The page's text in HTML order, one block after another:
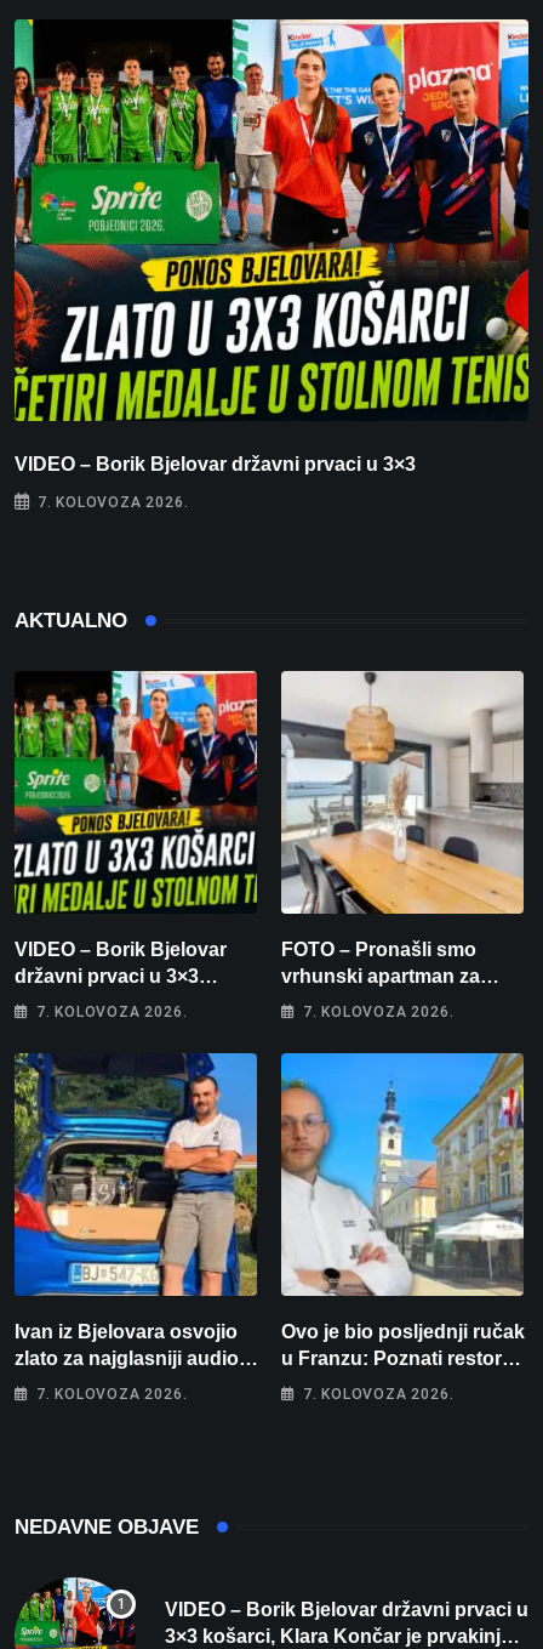
VIDEO – Borik Bjelovar državni prvaci u 3×3
7. KOLOVOZA 2026.
AKTUALNO
VIDEO – Borik Bjelovar
državni prvaci u 3×3
košarci, Klara Končar je
stolnom tenisu!
7. KOLOVOZA 2026.
FOTO – Pronašli smo
vrhunski apartman za
odmor: Pogled na more, tri
osvaja
7. KOLOVOZA 2026.
Ivan iz Bjelovara osvojio
zlato za najglasniji audio
sustav i srušio osobni
7. KOLOVOZA 2026.
Ovo je bio posljednji ručak
u Franzu: Poznati restoran
otišao u povijest, a
7. KOLOVOZA 2026.
NEDAVNE OBJAVE
VIDEO – Borik Bjelovar državni prvaci u
3×3 košarci, Klara Končar je prvakinja